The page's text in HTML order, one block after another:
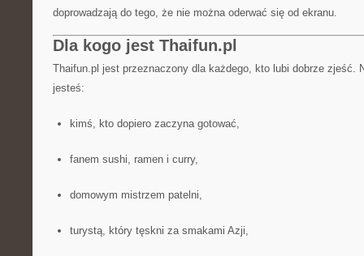
doprowadzają do tego, że nie można oderwać się od ekranu.
Dla kogo jest Thaifun.pl
Thaifun.pl jest przeznaczony dla każdego, kto lubi dobrze zjeść.
jesteś:
kimś, kto dopiero zaczyna gotować,
fanem sushi, ramen i curry,
domowym mistrzem patelni,
turystą, który tęskni za smakami Azji,